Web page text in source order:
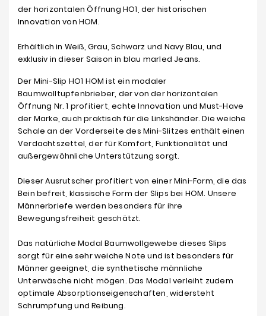
der horizontalen Öffnung HO1, der historischen
Innovation von HOM.
Erhältlich in Weiß, Grau, Schwarz und Navy Blau, und
exklusiv in dieser Saison in blau marled Jeans.
Der Mini-Slip HO1 HOM ist ein modaler
Baumwolltupfenbrieber, der von der horizontalen
Öffnung Nr. 1 profitiert, echte Innovation und Must-Have
der Marke, auch praktisch für die Linkshänder. Die weiche
Schale an der Vorderseite des Mini-Slitzes enthält einen
Verdachtszettel, der für Komfort, Funktionalität und
außergewöhnliche Unterstützung sorgt.
Dieser Ausrutscher profitiert von einer Mini-Form, die das
Bein befreit, klassische Form der Slips bei HOM. Unsere
Männerbriefe werden besonders für ihre
Bewegungsfreiheit geschätzt.
Das natürliche Modal Baumwollgewebe dieses Slips
sorgt für eine sehr weiche Note und ist besonders für
Männer geeignet, die synthetische männliche
Unterwäsche nicht mögen. Das Modal verleiht zudem
optimale Absorptionseigenschaften, widersteht
Schrumpfung und Reibung.